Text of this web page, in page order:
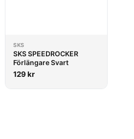
SKS
SKS SPEEDROCKER
Förlängare Svart
129kr